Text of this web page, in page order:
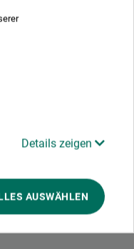
Details zeigen
AUSWÄHLEN
des Herstellers zu